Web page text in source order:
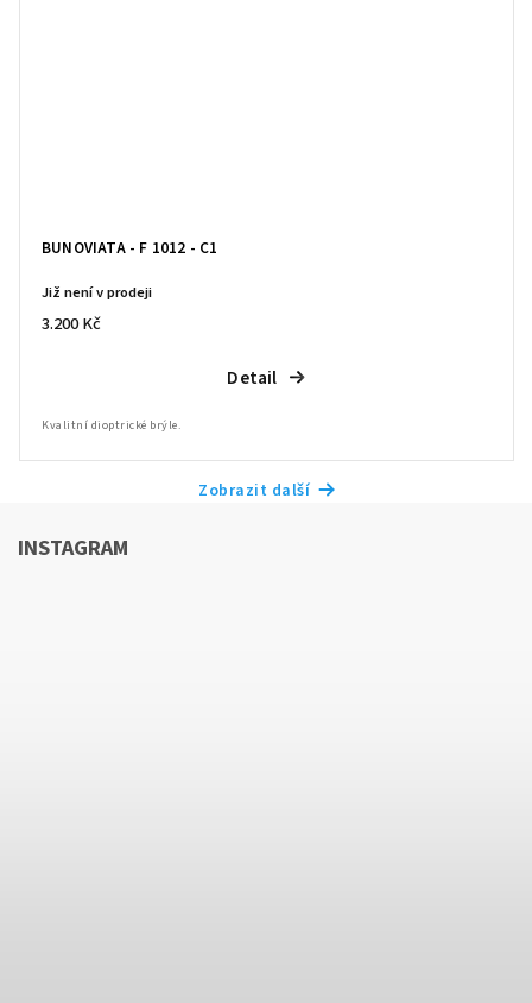
BUNOVIATA - F 1012 - C1
Již není v prodeji
3.200 Kč
Detail
Zobrazit další
INSTAGRAM